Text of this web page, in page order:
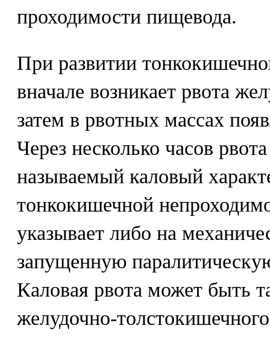
проходимости пищевода.
При развитии
вначале возникает рвота
затем в рвотных массах
Через несколько часов
называемый каловый
тонкокишечной
указывает либо на
запущенную
Каловая рвота может быть
желудочно-